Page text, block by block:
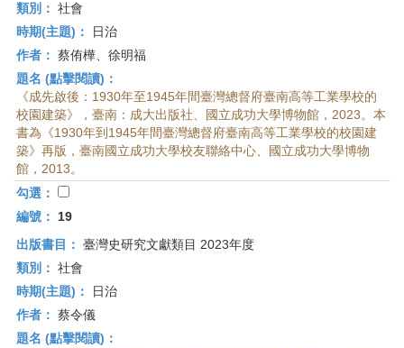
類別： 社會
時期(主題)：
日治
作者： 蔡侑樺、徐明福
題名 (點擊閱讀)：
《成先啟後：1930年至1945年間臺灣總督府臺南高等工業學校的
校園建築》，臺南：成大出版社、國立成功大學博物館，2023。本
書為《1930年到1945年間臺灣總督府臺南高等工業學校的校園建
築》再版，臺南國立成功大學校友聯絡中心、國立成功大學博物
館，2013。
勾選：
編號：
19
出版書目： 臺灣史研究文獻類目 2023年度
類別： 社會
時期(主題)：
日治
作者： 蔡令儀
題名 (點擊閱讀)：